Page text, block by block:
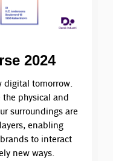
2024
digital tomorrow.
physical and
surroundings are
enabling
to interact
new ways.